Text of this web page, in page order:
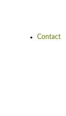
Contact